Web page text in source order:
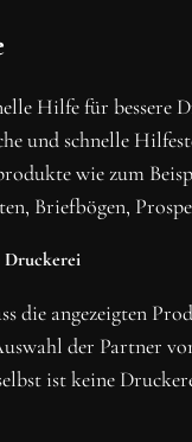
AM ENDE
UNS IN
Beiträge, sichere dir
unseren
Hilfe für bessere
und schnelle
wie zum
Briefbögen,
Druckerei
die angezeigten
der Partner
ist keine